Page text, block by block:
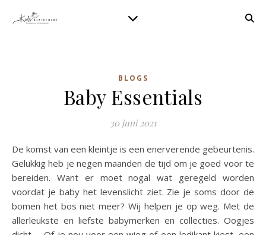
BLOGS
Baby Essentials
30 juni 2021
De komst van een kleintje is een enerverende gebeurtenis.
Gelukkig heb je negen maanden de tijd om je goed voor te
bereiden. Want er moet nogal wat geregeld worden
voordat je baby het levenslicht ziet. Zie je soms door de
bomen het bos niet meer? Wij helpen je op weg. Met de
allerleukste en liefste babymerken en collecties. Oogjes